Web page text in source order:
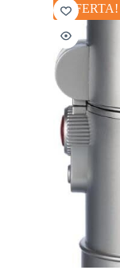
¡OFERTA!